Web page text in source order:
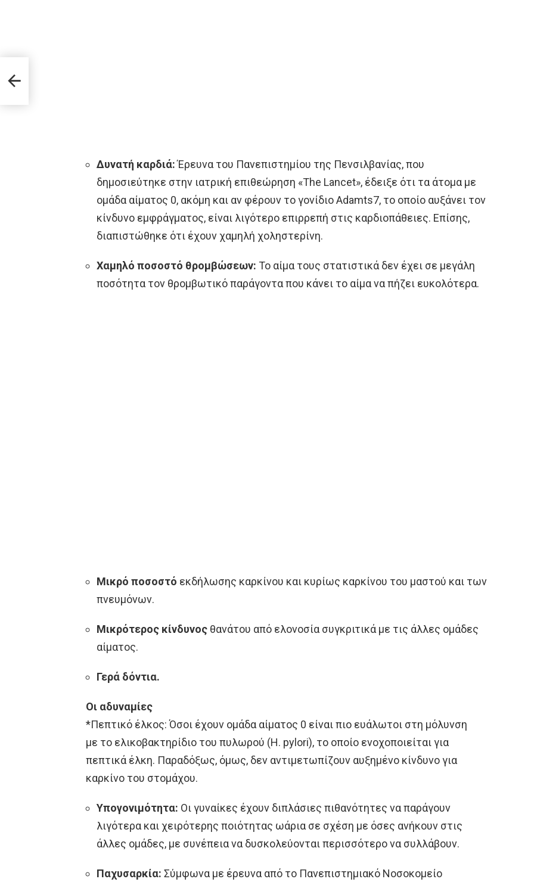
Δυνατή καρδιά:Έρευνα του Πανεπιστημίου της Πενσιλβανίας, που
δημοσιεύτηκε στην ιατρική επιθεώρηση «The Lancet», έδειξε ότι τα άτομα με
ομάδα αίματος 0, ακόμη και αν φέρουν το γονίδιο Adamts7, το οποίο αυξάνει τον
κίνδυνο εμφράγματος, είναι λιγότερο επιρρεπή στις καρδιοπάθειες. Επίσης,
διαπιστώθηκε ότι έχουν χαμηλή χοληστερίνη.
Χαμηλό ποσοστό θρομβώσεων: Το αίμα τους στατιστικά δεν έχει σε μεγάλη
ποσότητα τον θρομβωτικό παράγοντα που κάνει το αίμα να πήζει ευκολότερα.
Μικρό ποσοστό εκδήλωσης καρκίνου και κυρίως καρκίνου του μαστού και των
πνευμόνων.
Μικρότερος κίνδυνος θανάτου από ελονοσία συγκριτικά με τις άλλες ομάδες
αίματος.
Γερά δόντια.
Οι αδυναμίες
*Πεπτικό έλκος: Όσοι έχουν ομάδα αίματος 0 είναι πιο ευάλωτοι στη μόλυνση
με το ελικοβακτηρίδιο του πυλωρού (H. pylori), το οποίο ενοχοποιείται για
πεπτικά έλκη. Παραδόξως, όμως, δεν αντιμετωπίζουν αυξημένο κίνδυνο για
καρκίνο του στομάχου.
Υπογονιμότητα: Οι γυναίκες έχουν διπλάσιες πιθανότητες να παράγουν
λιγότερα και χειρότερης ποιότητας ωάρια σε σχέση με όσες ανήκουν στις
άλλες ομάδες, με συνέπεια να δυσκολεύονται περισσότερο να συλλάβουν.
Παχυσαρκία: Σύμφωνα με έρευνα από το Πανεπιστημιακό Νοσοκομείο